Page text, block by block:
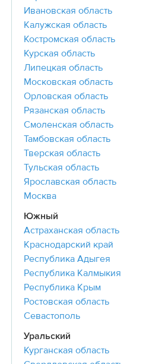
Ивановская область
Калужская область
Костромская область
Курская область
Липецкая область
Московская область
Орловская область
Рязанская область
Смоленская область
Тамбовская область
Тверская область
Тульская область
Ярославская область
Москва
Южный
Астраханская область
Краснодарский край
Республика Адыгея
Республика Калмыкия
Республика Крым
Ростовская область
Севастополь
Уральский
Курганская область